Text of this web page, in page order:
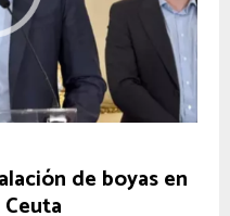
de boyas en